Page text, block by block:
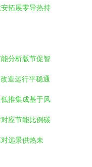
拓展零导热持
分析版节促智
造运行平稳通
推集成基于风
应节能比例碳
远景供热未